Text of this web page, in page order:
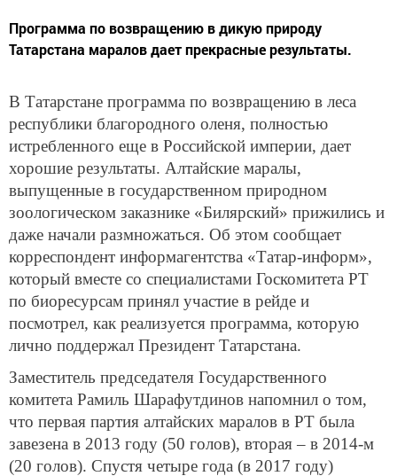
​​​​​​​Программа по возвращению в дикую природу
Татарстана маралов дает прекрасные результаты.
В Татарстане программа по возвращению в леса
республики благородного оленя, полностью
истребленного еще в Российской империи, дает
хорошие результаты. Алтайские маралы,
выпущенные в государственном природном
зоологическом заказнике «Билярский» прижились и
даже начали размножаться. Об этом сообщает
корреспондент информагентства «Татар-информ»,
который вместе со специалистами Госкомитета РТ
по биоресурсам принял участие в рейде и
посмотрел, как реализуется программа, которую
лично поддержал Президент Татарстана.
Заместитель председателя Государственного
комитета Рамиль Шарафутдинов напомнил о том,
что первая партия алтайских маралов в РТ была
завезена в 2013 году (50 голов), вторая – в 2014-м
(20 голов). Спустя четыре года (в 2017 году)